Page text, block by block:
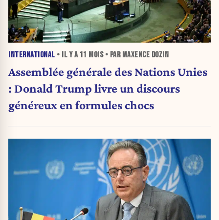
INTERNATIONAL • IL Y A 11 MOIS• PAR MAXENCE DOZIN
Assemblée générale des Nations Unies
: Donald Trump livre un discours
généreux en formules chocs